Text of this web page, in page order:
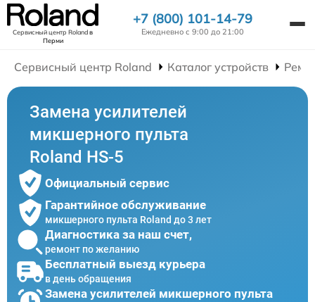
Сервисный центр Rolandв
Перми
+7 (800) 101-14-79
Ежедневно с 9:00 до 21:00
Сервисный центр Roland Каталог устройств
Замена усилителей
микшерного пульта
Roland HS-5
Официальный сервис
Гарантийное обслуживание
микшерного пульта Roland до 3 лет
Диагностика за наш счет,
ремонт по желанию
Бесплатный выезд курьера
в день обращения
Замена усилителей микшерного пульта